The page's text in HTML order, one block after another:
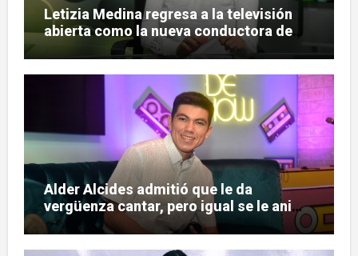
Letizia Medina regresa a la televisión
abierta como la nueva conductora de
«Pulso Urbano»
Alder Alcides admitió que le da
vergüenza cantar, pero igual se le animó
a Soda Stereo